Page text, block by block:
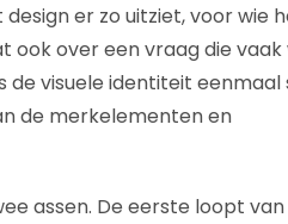
er zo uitziet, voor wie
ook over een vraag die
visuele identiteit eenmaal
de merkelementen en
assen. De eerste loopt